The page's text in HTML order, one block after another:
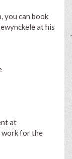
you can book
at his
at
work for the